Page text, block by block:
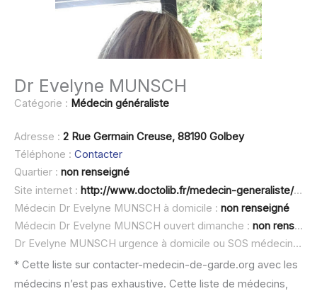
Dr Evelyne MUNSCH
Catégorie : Médecin généraliste
Adresse : 2 Rue Germain Creuse, 88190 Golbey
Téléphone : Contacter
Quartier : non renseigné
Site internet : http://www.doctolib.fr/medecin-generaliste/golbey/evelyne-munsch
Médecin Dr Evelyne MUNSCH à domicile : non renseigné
Médecin Dr Evelyne MUNSCH ouvert dimanche : non renseigné
Dr Evelyne MUNSCH urgence à domicile ou SOS médecin :
* Cette liste sur contacter-medecin-de-garde.org avec les
médecins n’est pas exhaustive. Cette liste de médecins,